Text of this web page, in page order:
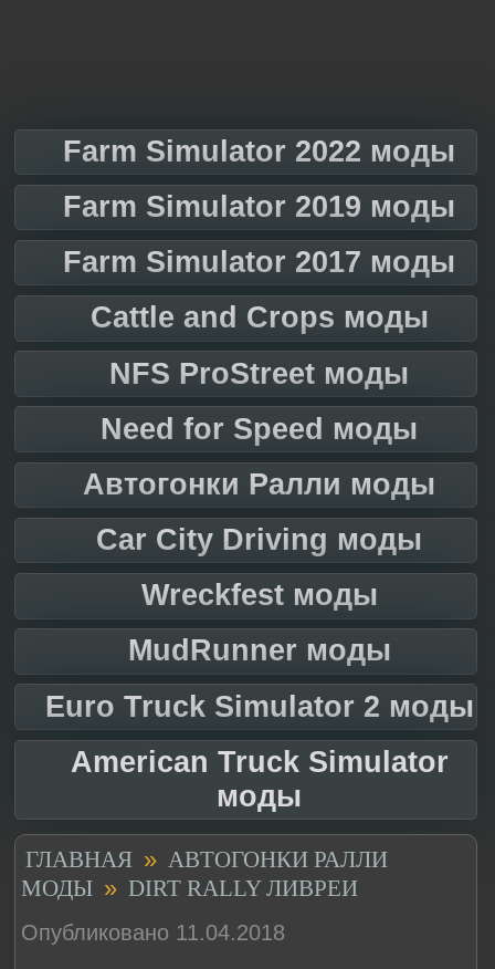
Farm Simulator 2022 моды
Farm Simulator 2019 моды
Farm Simulator 2017 моды
Cattle and Crops моды
NFS ProStreet моды
Need for Speed моды
Автогонки Ралли моды
Car City Driving моды
Wreckfest моды
MudRunner моды
Euro Truck Simulator 2 моды
American Truck Simulator
моды
ГЛАВНАЯ » АВТОГОНКИ РАЛЛИ
МОДЫ » DIRT RALLY ЛИВРЕИ
Опубликовано 11.04.2018